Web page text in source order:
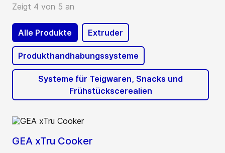
Zeigt 4 von 5 an
Alle Produkte Extruder
Produkthandhabungssysteme
Systeme für Teigwaren, Snacks und
Frühstückscerealien
GEA xTru Cooker